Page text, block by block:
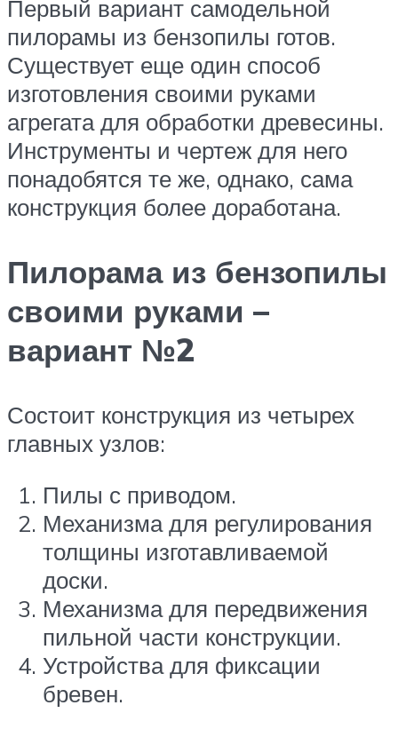
Первый вариант самодельной
пилорамы из бензопилы готов.
Существует еще один способ
изготовления своими руками
агрегата для обработки древесины.
Инструменты и чертеж для него
понадобятся те же, однако, сама
конструкция более доработана.
Пилорама из бензопилы
своими руками –
вариант №2
Состоит конструкция из четырех
главных узлов:
Пилы с приводом.
Механизма для регулирования
толщины изготавливаемой
доски.
Механизма для передвижения
пильной части конструкции.
Устройства для фиксации
бревен.